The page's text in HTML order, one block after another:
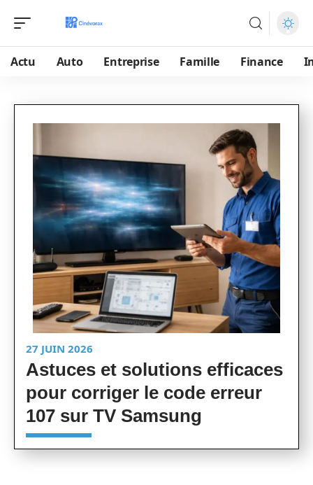
Actu Auto Entreprise Famille Finance
27 JUIN 2026
Astuces et solutions efficaces
pour corriger le code erreur
107 sur TV Samsung